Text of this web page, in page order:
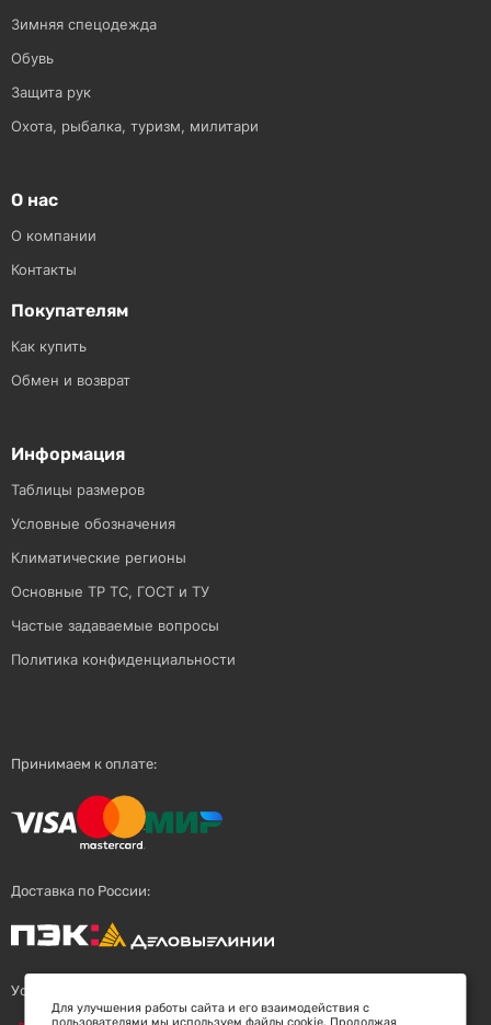
Зимняя спецодежда
Обувь
Защита рук
Охота, рыбалка, туризм, милитари
О нас
О компании
Контакты
Покупателям
Как купить
Обмен и возврат
Информация
Таблицы размеров
Условные обозначения
Климатические регионы
Основные ТР ТС, ГОСТ и ТУ
Частые задаваемые вопросы
Политика конфиденциальности
Принимаем к оплате:
Доставка по России:
Успешный поставщик:
Для улучшения работы сайта и его взаимодействия с